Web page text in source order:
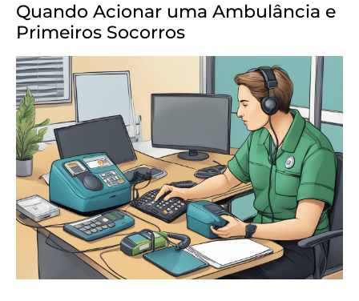
Quando Acionar uma Ambulância e
Primeiros Socorros